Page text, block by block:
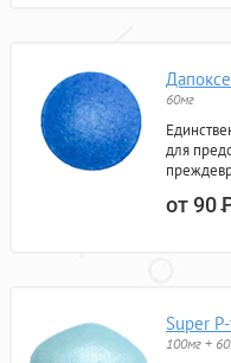
60мг
для
от 90
Super
100мг +